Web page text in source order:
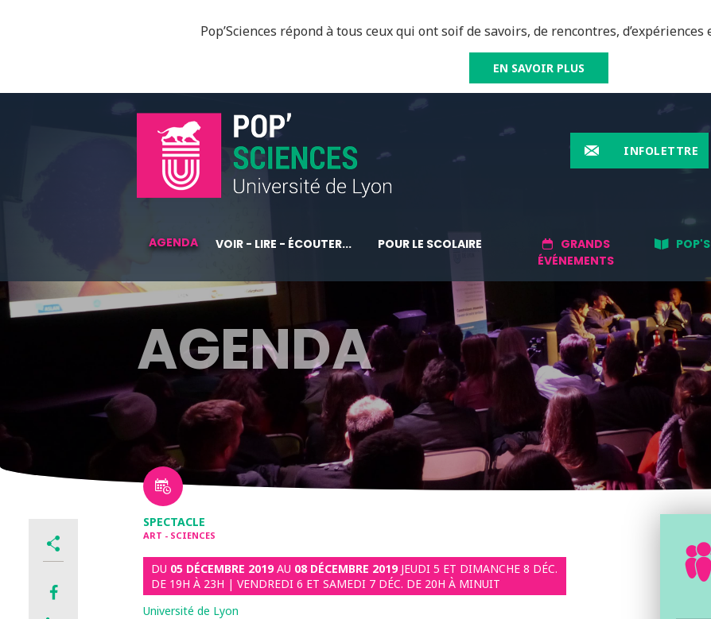
Pop’Sciences répond à tous ceux qui ont soif de savoirs, de rencontres, d’expériences
EN SAVOIR PLUS
INFOLETTRE
AGENDA VOIR - LIRE - ÉCOUTER... POUR LE SCOLAIRE
GRANDS
ÉVÉNEMENTS
AGENDA
SPECTACLE
ART - SCIENCES
DU 05 DÉCEMBRE 2019AU 08 DÉCEMBRE 2019 JEUDI 5 ET DIMANCHE 8 DÉC.
DE 19H À 23H | VENDREDI 6 ET SAMEDI 7 DÉC. DE 20H À MINUIT
Université de Lyon